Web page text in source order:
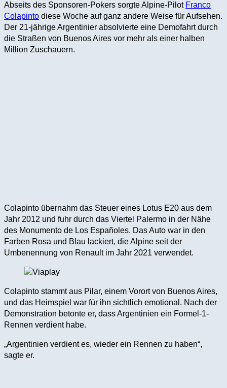
Abseits des Sponsoren-Pokers sorgte Alpine-Pilot Franco
Colapinto diese Woche auf ganz andere Weise für Aufsehen.
Der 21-jährige Argentinier absolvierte eine Demofahrt durch
die Straßen von Buenos Aires vor mehr als einer halben
Million Zuschauern.
Colapinto übernahm das Steuer eines Lotus E20 aus dem
Jahr 2012 und fuhr durch das Viertel Palermo in der Nähe
des Monumento de Los Españoles. Das Auto war in den
Farben Rosa und Blau lackiert, die Alpine seit der
Umbenennung von Renault im Jahr 2021 verwendet.
Colapinto stammt aus Pilar, einem Vorort von Buenos Aires,
und das Heimspiel war für ihn sichtlich emotional. Nach der
Demonstration betonte er, dass Argentinien ein Formel-1-
Rennen verdient habe.
„Argentinien verdient es, wieder ein Rennen zu haben“,
sagte er.